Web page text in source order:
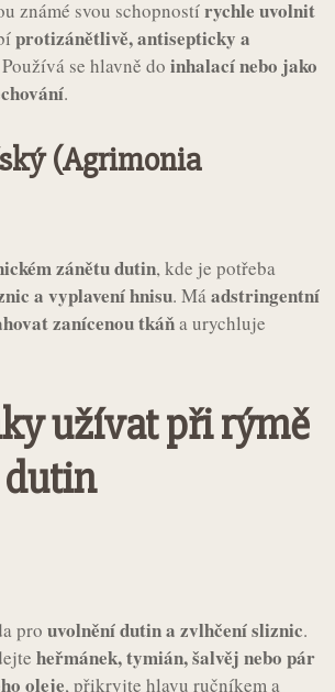
známé svou schopnostírychle uvolnit
protizánětlivě, antisepticky a
se hlavně do inhalací nebo jako
.
(Agrimonia
zánětu dutin, kde je potřeba
a vyplavení hnisu. Má adstringentní
zanícenou tkáňa urychluje
užívat při rýmě
dutin
pro uvolnění dutin a zvlhčení sliznic.
heřmánek, tymián, šalvěj nebo pár
oleje, přikryjte hlavu ručníkem a